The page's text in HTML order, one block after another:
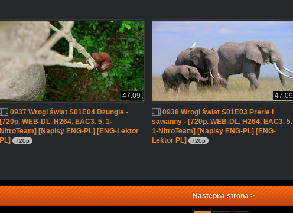
47:09
0937 Wrogi świat S01E04 Dżungle -
[720p. WEB-DL. H264. EAC3. 5. 1-
NitroTeam] [Napisy ENG-PL] [ENG-Lektor
PL]
720p
47:09
0938 Wrogi świat S01E03 Prerie i
sawanny - [720p. WEB-DL. H264. EAC3. 5.
1-NitroTeam] [Napisy ENG-PL] [ENG-
Lektor PL]
720p
Następna strona >